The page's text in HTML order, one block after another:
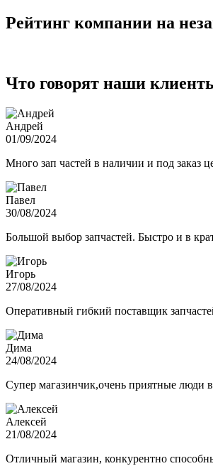
Рейтинг компании на
Что говорят наши
Андрей
01/09/2024
Много зап частей в наличии и под заказ
Павел
30/08/2024
Большой выбор запчастей. Быстро и в
Игорь
27/08/2024
Оперативный гибкий поставщик
Дима
24/08/2024
Супер магазинчик,очень приятные люди
Алексей
21/08/2024
Отличный магазин, конкурентно